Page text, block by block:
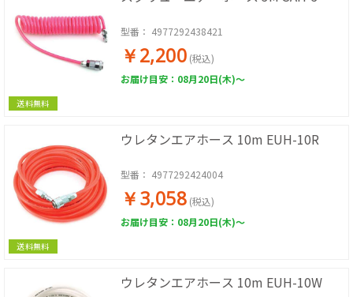
送料無料
型番： 4977292438421
￥2,200 (税込)
お届け目安：08月20日(木)～
送料無料
ウレタンエアホース 10m EUH-10R
型番： 4977292424004
￥3,058 (税込)
お届け目安：08月20日(木)～
ウレタンエアホース 10m EUH-10W